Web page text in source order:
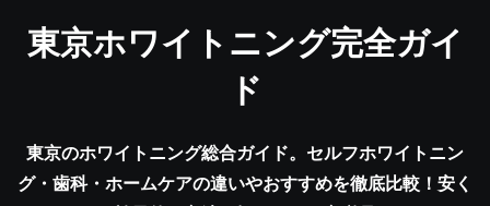
東京ホワイトニング完全ガイ
ド
東京のホワイトニング総合ガイド。セルフホワイトニン
グ・歯科・ホームケアの違いやおすすめを徹底比較！安く